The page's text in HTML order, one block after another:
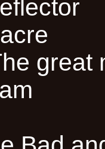
great